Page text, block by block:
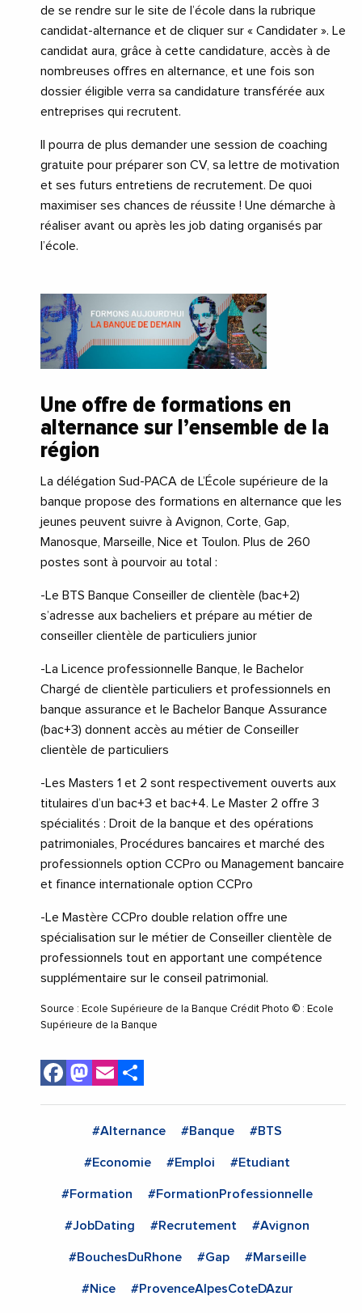
de se rendre sur le site de l’école dans la rubrique
candidat-alternance et de cliquer sur « Candidater ». Le
candidat aura, grâce à cette candidature, accès à de
nombreuses offres en alternance, et une fois son
dossier éligible verra sa candidature transférée aux
entreprises qui recrutent.
Il pourra de plus demander une session de coaching
gratuite pour préparer son CV, sa lettre de motivation
et ses futurs entretiens de recrutement. De quoi
maximiser ses chances de réussite ! Une démarche à
réaliser avant ou après les job dating organisés par
l’école.
Une offre de formations en
alternance sur l’ensemble de la
région
La délégation Sud-PACA de L’École supérieure de la
banque propose des formations en alternance que les
jeunes peuvent suivre à Avignon, Corte, Gap,
Manosque, Marseille, Nice et Toulon. Plus de 260
postes sont à pourvoir au total :
-Le BTS Banque Conseiller de clientèle (bac+2)
s’adresse aux bacheliers et prépare au métier de
conseiller clientèle de particuliers junior
-La Licence professionnelle Banque, le Bachelor
Chargé de clientèle particuliers et professionnels en
banque assurance et le Bachelor Banque Assurance
(bac+3) donnent accès au métier de Conseiller
clientèle de particuliers
-Les Masters 1 et 2 sont respectivement ouverts aux
titulaires d’un bac+3 et bac+4. Le Master 2 offre 3
spécialités : Droit de la banque et des opérations
patrimoniales, Procédures bancaires et marché des
professionnels option CCPro ou Management bancaire
et finance internationale option CCPro
-Le Mastère CCPro double relation offre une
spécialisation sur le métier de Conseiller clientèle de
professionnels tout en apportant une compétence
supplémentaire sur le conseil patrimonial.
Source : Ecole Supérieure de la Banque Crédit Photo © : Ecole
Supérieure de la Banque
Facebook
Mastodon
Email
#Alternance #Banque #BTS
#Economie #Emploi #Etudiant
#Formation #FormationProfessionnelle
#JobDating #Recrutement #Avignon
#BouchesDuRhone #Gap #Marseille
#Nice #ProvenceAlpesCoteDAzur